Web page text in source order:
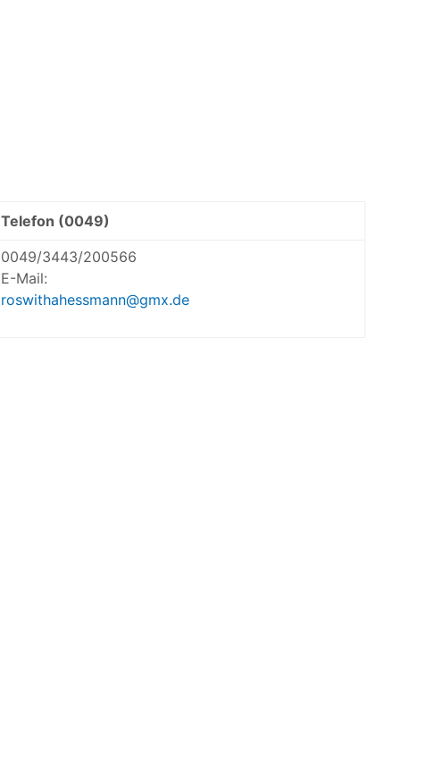
Telefon (0049)
0049/3443/200566
E-Mail:
roswithahessmann@gmx.de